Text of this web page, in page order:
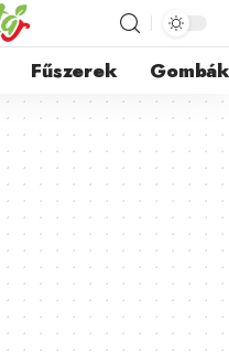
Fűszerek Gombák